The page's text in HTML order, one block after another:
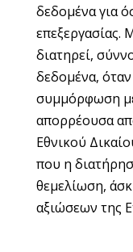
δεδομένα για
επεξεργασίας.
διατηρεί,
δεδομένα, όταν
συμμόρφωση
απορρέουσα
Εθνικού
που η
θεμελίωση,
αξιώσεων της